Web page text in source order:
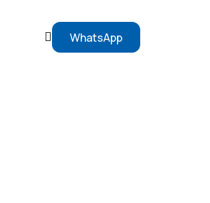
WhatsApp